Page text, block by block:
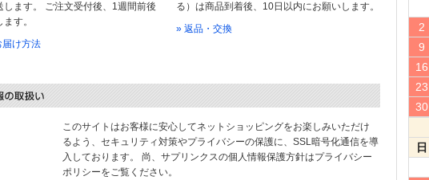
します。 ご注文受付後、1週間前後
す。
届け方法
る）は商品到着後、10日以内にお願いします。
» 返品・交換
このサイトはお客様に安心してネットショッピングをお楽しみいただけ
るよう、セキュリティ対策やプライバシーの保護に、SSL暗号化通信を導
入しております。 尚、サプリンクスの個人情報保護方針はプライバシー
ポリシーをご覧ください。
2
9
16
23
30
日